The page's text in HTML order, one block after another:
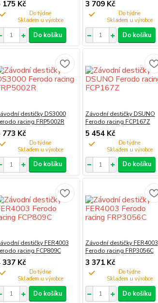
175 Kč
Do týdne
Do košíku
3 709 Kč
Do týdne
Do košíku
destičky DS3000
racing FRP5002R
773 Kč
Do týdne
Do košíku
Závodní destičky DSUNO
Ferodo racing FCP167Z
5 454 Kč
Do týdne
Do košíku
destičky FER4003
racing FCP809C
337 Kč
Do týdne
Do košíku
Závodní destičky FER4003
Ferodo racing FRP3056C
3 371 Kč
Do týdne
Do košíku